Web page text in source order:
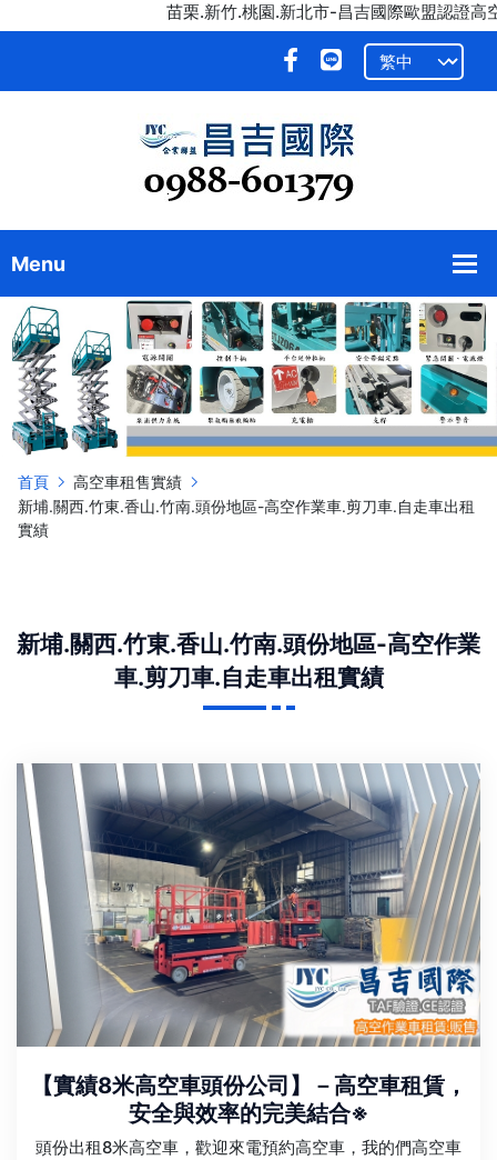
苗栗.新竹.桃園.新北市-昌吉國際歐盟認證高空作業
首頁
高空車租售實績
新埔.關西.竹東.香山.竹南.頭份地區-高空作業車.剪刀車.自走車出租
實績
新埔.關西.竹東.香山.竹南.頭份地區-高空作業
車.剪刀車.自走車出租實績
【實績8米高空車頭份公司】－高空車租賃，
安全與效率的完美結合※
頭份出租8米高空車，歡迎來電預約高空車，我的們高空車